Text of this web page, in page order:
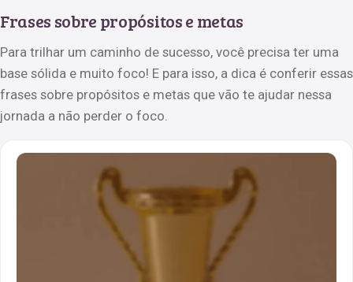
Frases sobre propósitos e metas
Para trilhar um caminho de sucesso, você precisa ter uma
base sólida e muito foco! E para isso, a dica é conferir essas
frases sobre propósitos e metas que vão te ajudar nessa
jornada a não perder o foco.